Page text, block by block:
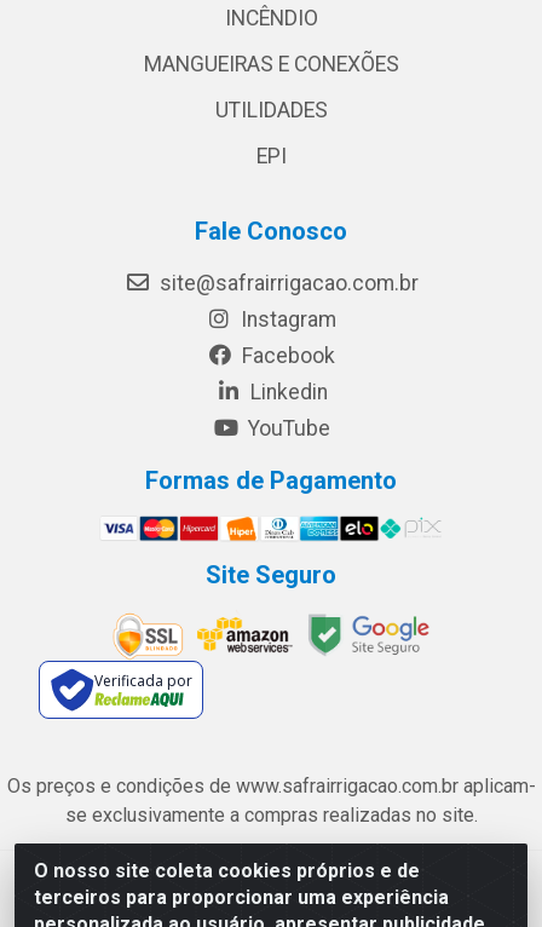
O nosso site coleta cookies próprios e de
terceiros para proporcionar uma experiência
INCÊNDIO
MANGUEIRAS E CONEXÕES
UTILIDADES
EPI
Fale Conosco
site@safrairrigacao.com.br
Instagram
Facebook
Linkedin
YouTube
Formas de Pagamento
Site Seguro
Verificada por
Os preços e condições de www.safrairrigacao.com.br aplicam-
se exclusivamente a compras realizadas no site.
Safra Agrícola e Pecuária LTDA - Avenida Castelo Branco, 5330 -
Esplanada dos Anicuns, Goiânia/GO - CEP 74.433-205 - CNPJ